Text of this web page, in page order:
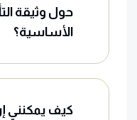
حول وثيقة
الأساسية؟
كيف يمكنني